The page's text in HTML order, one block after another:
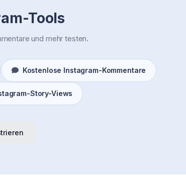
Tools
und mehr testen.
Kostenlose Instagram-Kommentare
Story-Views